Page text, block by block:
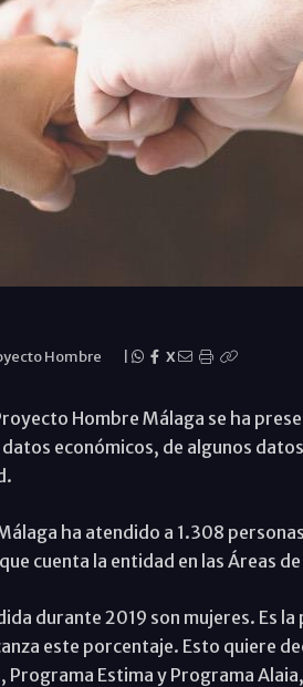
Hombre X
Hombre Málaga se ha
económicos, de algunos
ha atendido a 1.308
cuenta la entidad en las Áreas
durante 2019 son mujeres. Es
este porcentaje. Esto quiere
Estima y Programa